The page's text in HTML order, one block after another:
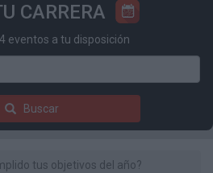
CARRERA
eventos a tu disposición
Buscar
tus objetivos del año?